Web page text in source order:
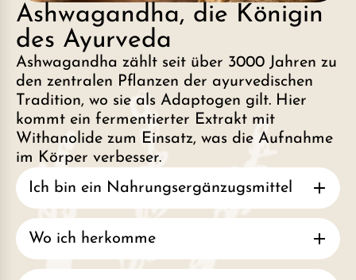
Ashwagandha, die Königin
des Ayurveda
Ashwagandha zählt seit über 3000 Jahren zu
den zentralen Pflanzen der ayurvedischen
Tradition, wo sie als Adaptogen gilt. Hier
kommt ein fermentierter Extrakt mit
Withanolide zum Einsatz, was die Aufnahme
im Körper verbesser.
Ich bin ein Nahrungsergänzugsmittel
Wo ich herkomme